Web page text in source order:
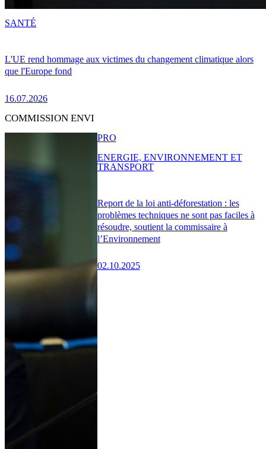
L'UE rend hommage aux victimes du changement climatique alors
que l'Europe fond
16.07.2026
SANTÉ
COMMISSION ENVI
Report de la loi anti-déforestation : les
problèmes techniques ne sont pas faciles à
résoudre, soutient la commissaire à
l’Environnement
02.10.2025
PRO
ENERGIE, ENVIRONNEMENT ET
TRANSPORT